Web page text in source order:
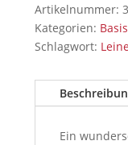
Artikelnummer:
Kategorien:
Schlagwort:
Ein